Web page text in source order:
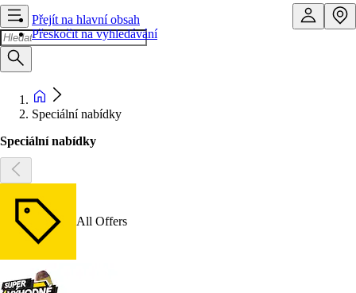
Přejít na hlavní obsah
Přeskočit na vyhledávání
Speciální nabídky
Speciální nabídky
All Offers